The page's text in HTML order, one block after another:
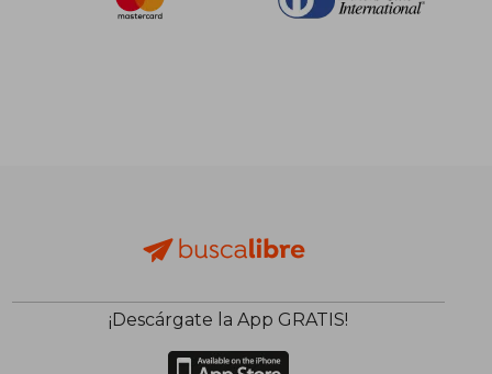
¡Descárgate la App GRATIS!